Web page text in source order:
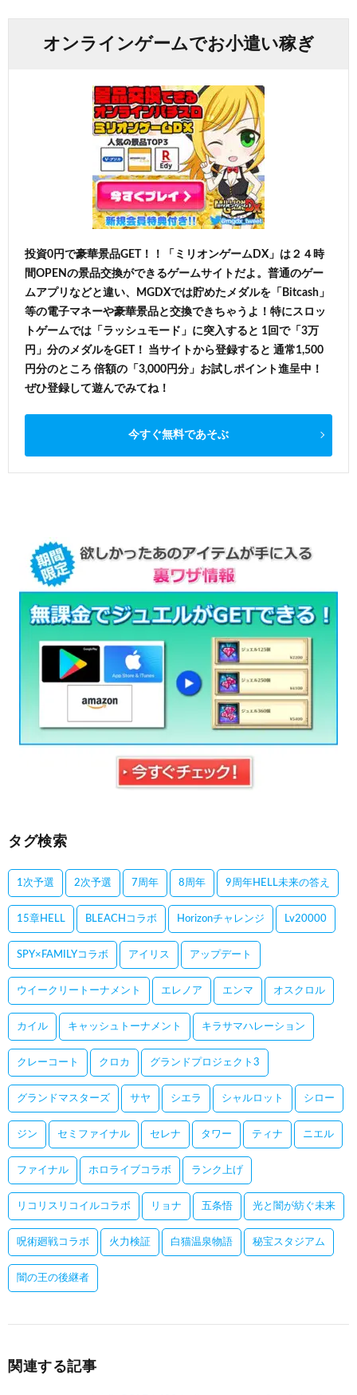
オンラインゲームでお小遣い稼ぎ
投資0円で豪華景品GET！！「ミリオンゲームDX」は２４時
間OPENの景品交換ができるゲームサイトだよ。普通のゲー
ムアプリなどと違い、MGDXでは貯めたメダルを「Bitcash」
等の電子マネーや豪華景品と交換できちゃうよ！特にスロッ
トゲームでは「ラッシュモード」に突入すると 1回で「3万
円」分のメダルをGET！ 当サイトから登録すると 通常1,500
円分のところ 倍額の「3,000円分」お試しポイント進呈中！
ぜひ登録して遊んでみてね！
今すぐ無料であそぶ
タグ検索
1次予選 2次予選 7周年 8周年 9周年HELL未来の答え
15章HELL BLEACHコラボ Horizonチャレンジ Lv20000
SPY×FAMILYコラボ アイリス アップデート
ウイークリートーナメント エレノア エンマ オスクロル
カイル キャッシュトーナメント キラサマハレーション
クレーコート クロカ グランドプロジェクト3
グランドマスターズ サヤ シエラ シャルロット シロー
ジン セミファイナル セレナ タワー ティナ ニエル
ファイナル ホロライブコラボ ランク上げ
リコリスリコイルコラボ リョナ 五条悟 光と闇が紡ぐ未来
呪術廻戦コラボ 火力検証 白猫温泉物語 秘宝スタジアム
闇の王の後継者
関連する記事